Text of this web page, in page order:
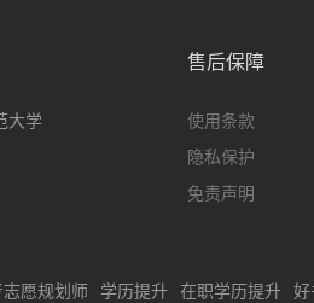
大学
售后保障
使用条款
隐私保护
免责声明
志愿规划师 学历提升 在职学历提升 好